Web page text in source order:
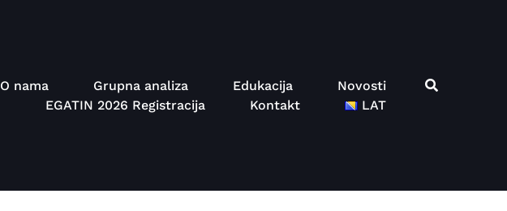
O nama Grupna analiza Edukacija
Novosti
EGATIN 2026 Registracija
Kontakt LAT